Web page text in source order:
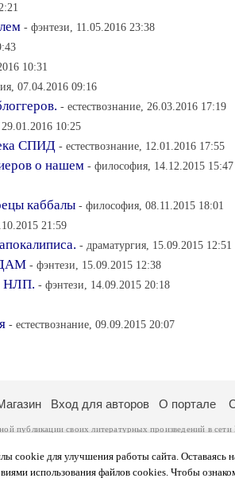
- фэнтези, 11.05.2016 23:38
10:31
07.04.2016 09:16
- естествознание, 26.03.2016 17:19
29.01.2016 10:25
СПИД - естествознание, 12.01.2016 17:55
о нашем - философия, 14.12.2015 15:47
каббалы - философия, 08.11.2015 18:01
21:59
- драматургия, 15.09.2015 12:51
- фэнтези, 15.09.2015 12:38
НЛП. - фэнтези, 14.09.2015 20:18
- естествознание, 09.09.2015 20:07
cookie для улучшения работы сайта. Оставаясь
использования файлов cookies. Чтобы
Вход для авторов О портале
публикации своих литературных произведений в
. Перепечатка произведений возможна только с
самостоятельно на основании
данных. Вы также можете посмотреть более